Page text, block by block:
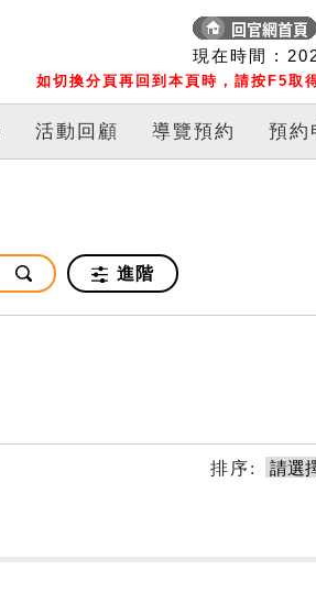
現在時間 :
如切換分頁再回到本頁時，請按F5取
活動回顧 導覽預約 預約
進階
排序: